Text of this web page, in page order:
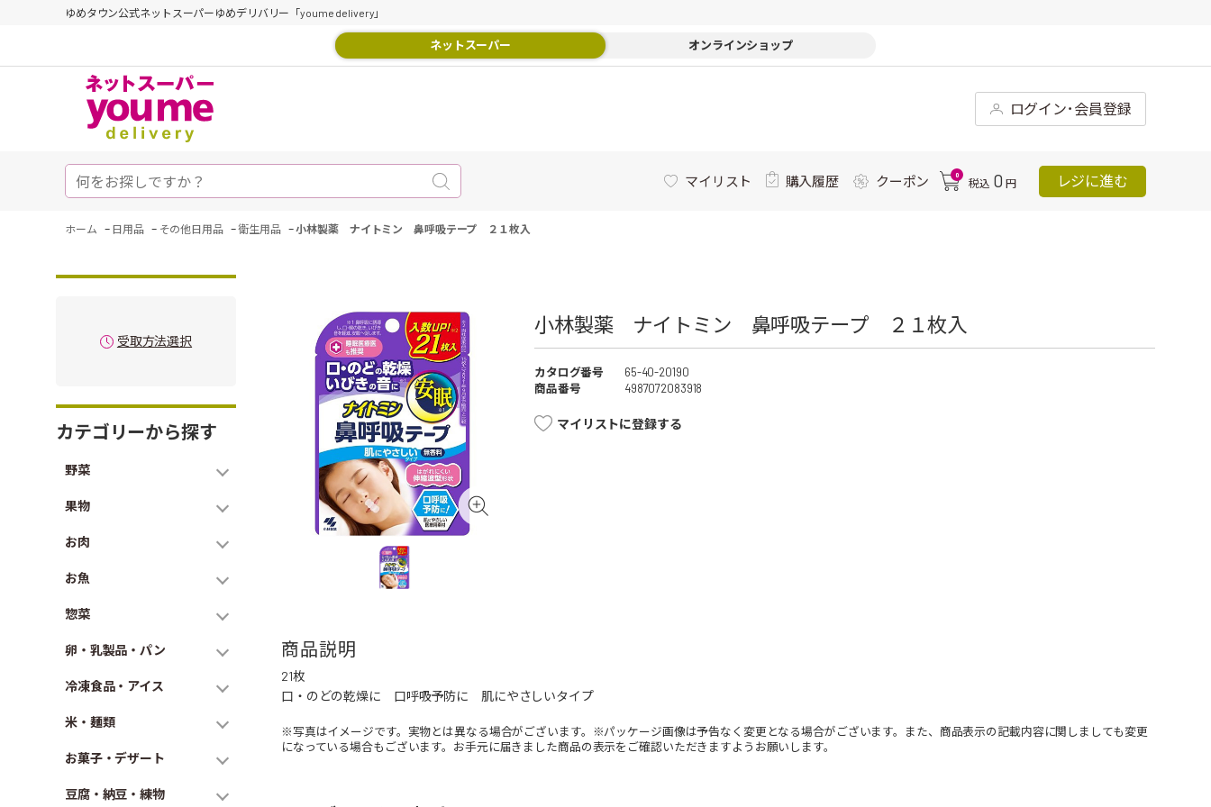
ゆめタウン公式ネットスーパーゆめデリバリー「youme delivery」
ネットスーパー オンラインショップ
ログイン･会員登録
マイリスト 購入履歴 クーポン 0
税込 0 円 レジに進む
ホーム - 日用品 - その他日用品 -衛生用品 -小林製薬 ナイトミン 鼻呼吸テープ ２１枚入
受取方法選択
カテゴリーから探す
野菜
果物
お肉
お魚
惣菜
卵・乳製品・パン
冷凍食品・アイス
米・麺類
お菓子・デザート
豆腐・納豆・練物
小林製薬 ナイトミン 鼻呼吸テープ ２１枚入
カタログ番号
65-40-20190
商品番号
4987072083918
マイリストに登録する
商品説明
21枚
口・のどの乾燥に 口呼吸予防に 肌にやさしいタイプ
※写真はイメージです。実物とは異なる場合がございます。※パッケージ画像は予告なく変更となる場合がございます。また、商品表示の記載内容に関しましても変更
になっている場合もございます。お手元に届きました商品の表示をご確認いただきますようお願いします。